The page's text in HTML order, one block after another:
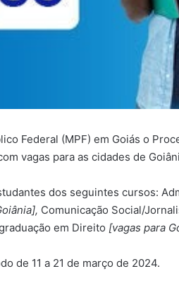
Federal (MPF) em Goiás o
vagas para as cidades de
dos seguintes cursos:
Comunicação Social/
em Direito [vagas para
de 11 a 21 de março de 2024.